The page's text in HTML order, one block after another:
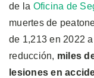
de la Oficina de
muertes de
de 1,213 en 2022
reducción, miles
lesiones en